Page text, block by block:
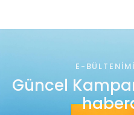
E-
Güncel